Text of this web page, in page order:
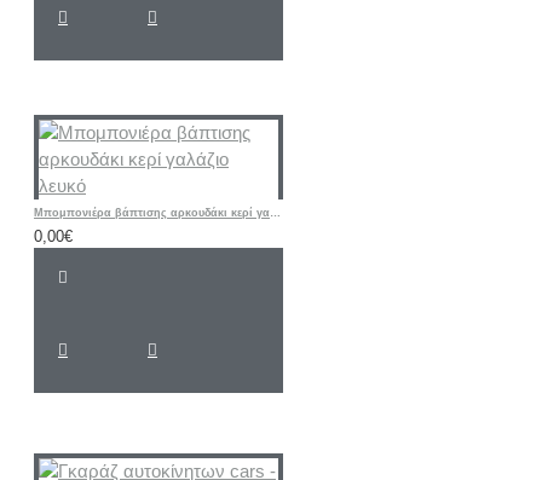
Mπομπονιέρα βάπτισης αρκουδάκι κερί γαλάζιο λευκό
0,00€